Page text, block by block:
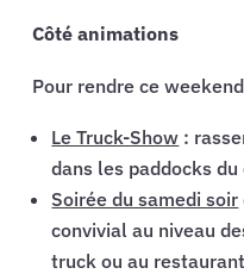
Côté animations
Pour rendre ce
Le Truck-Show :
dans les paddocks
Soirée du samedi soir
convivial au niveau
truck ou au